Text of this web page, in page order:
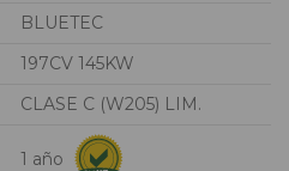
BLUETEC
197CV 145KW
CLASE C (W205) LIM.
1 año